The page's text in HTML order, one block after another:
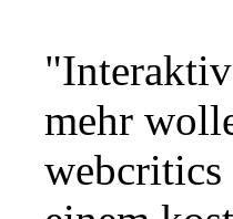
mehr